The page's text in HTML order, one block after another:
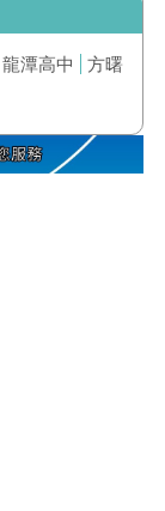
龍潭高中
方曙